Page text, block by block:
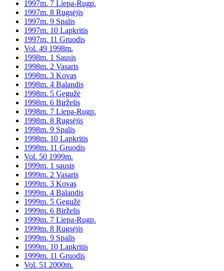
1997m. 7 Liepa-Rugp.
1997m. 8 Rugsėjis
1997m. 9 Spalis
1997m. 10 Lapkritis
1997m. 11 Gruodis
Vol. 49 1998m.
1998m. 1 Sausis
1998m. 2 Vasaris
1998m. 3 Kovas
1998m. 4 Balandis
1998m. 5 Gegužė
1998m. 6 Birželis
1998m. 7 Liepa-Rugp.
1998m. 8 Rugsėjis
1998m. 9 Spalis
1998m. 10 Lapkritis
1998m. 11 Gruodis
Vol. 50 1999m.
1999m. 1 sausis
1999m. 2 Vasaris
1999m. 3 Kovas
1999m. 4 Balandis
1999m. 5 Gegužė
1999m. 6 Birželis
1999m. 7 Liepa-Rugp.
1999m. 8 Rugsėjis
1999m. 9 Spalis
1999m. 10 Lapkritis
1999m. 11 Gruodis
Vol. 51 2000m.